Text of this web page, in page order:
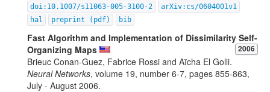
doi:10.1007/s11063-005-3100-2
arXiv:cs/0604001v1
hal
preprint (pdf) bib
Fast Algorithm and Implementation of Dissimilarity Self-
Organizing Maps
2006
Brieuc Conan-Guez, Fabrice Rossi and Aïcha El Golli.
Neural Networks, volume 19, number 6-7, pages 855-863,
July - August 2006.